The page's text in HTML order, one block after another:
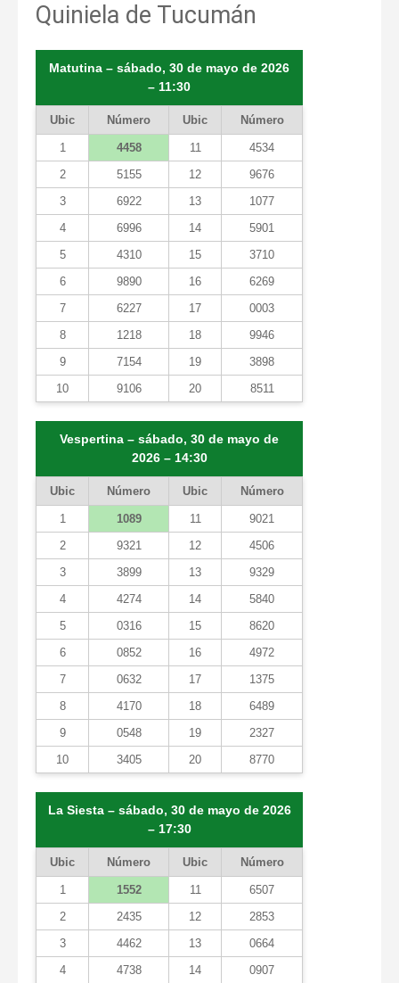
Quiniela de Tucumán
Matutina – sábado, 30 de mayo de 2026
– 11:30
Ubic Número Ubic Número
1 4458 11
4534
2
5155 12
9676
3
6922 13
1077
4
6996 14
5901
5
4310 15
3710
6
9890 16
6269
7
6227 17
0003
8
1218 18
9946
9
7154 19
3898
10
9106 20 8511
Vespertina – sábado, 30 de mayo de
2026 – 14:30
Ubic Número Ubic Número
1 1089 11
9021
2
9321 12
4506
3
3899 13
9329
4
4274 14
5840
5
0316 15
8620
6
0852 16
4972
7
0632 17
1375
8
4170 18
6489
9
0548 19
2327
10
3405 20 8770
La Siesta – sábado, 30 de mayo de 2026
– 17:30
Ubic Número Ubic Número
1 1552 11
6507
2
2435 12
2853
3
4462 13
0664
4
4738 14 0907